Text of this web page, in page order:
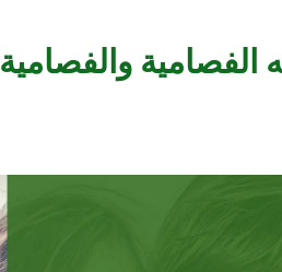
والفصامية